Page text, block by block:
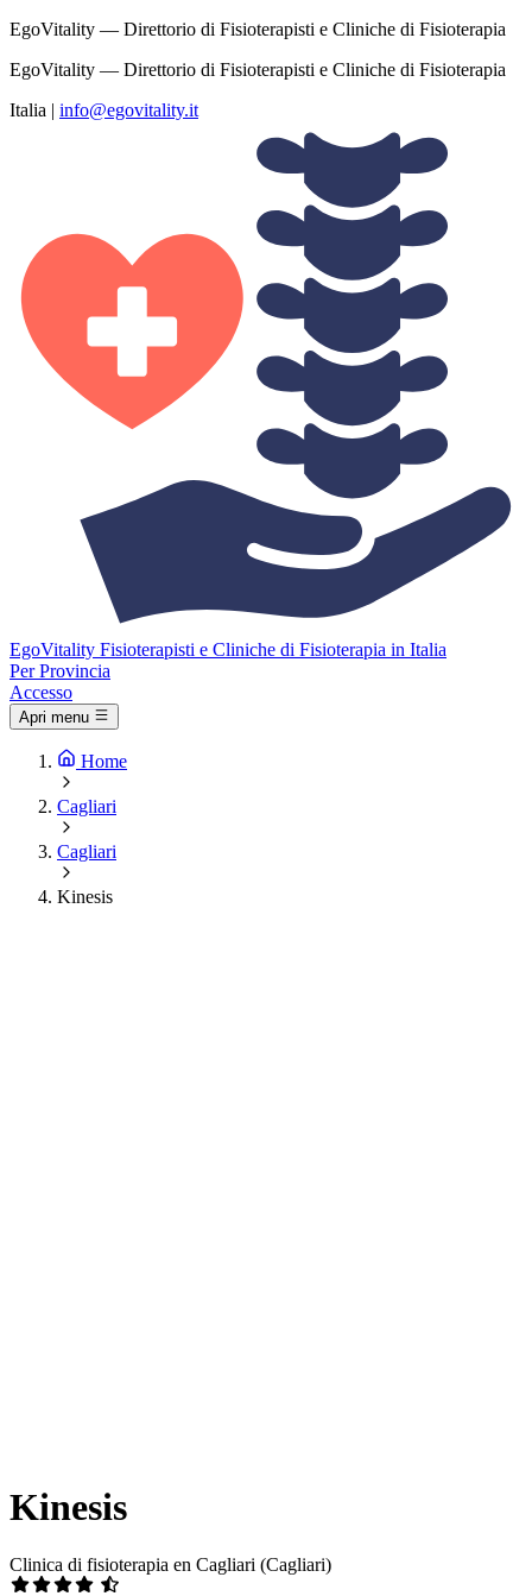
EgoVitality — Direttorio di Fisioterapisti e Cliniche di Fisioterapia
EgoVitality — Direttorio di Fisioterapisti e Cliniche di Fisioterapia
Italia | info@egovitality.it
EgoVitality Fisioterapisti e Cliniche di Fisioterapia in Italia
Per Provincia
Accesso
Apri menu
Home
Cagliari
Cagliari
Kinesis
Kinesis
Clinica di fisioterapia en Cagliari (Cagliari)